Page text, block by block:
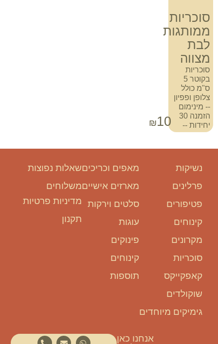
סוכריות
ממותגות
לבת
מצווה
סוכריות
בקוטר 5
ס"מ כולל
צלופן ופפיון
-- מינימום
הזמנה 30
יחידות --
₪10
שאלות נפוצות
משלוחים
מדיניות פרטיות
תקנון
נשיקות
פרלינים
פטיפורים
קינוחים
מקרונים
סוכריות
קאפקייקס
שוקולדים
גימיקים מיוחדים
מאפים וכריכים
מארזים אישיים
סלטים וירקות
עוגות
פינוקים
קינוחים
תוספות
אנחנו כאן